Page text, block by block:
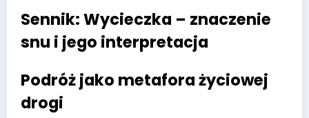
Sennik: Wycieczka – znaczenie
snu i jego interpretacja
Podróż jako metafora życiowej
drogi